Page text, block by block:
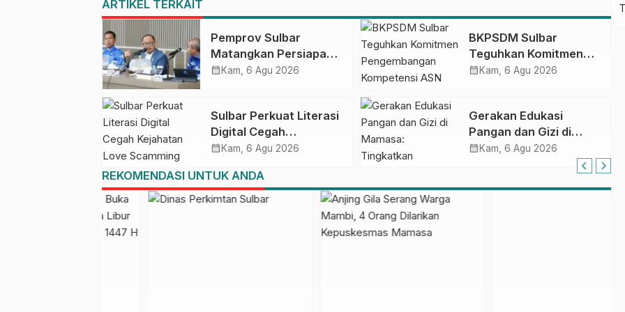
ARTIKEL TERKAIT
Pemprov Sulbar
Matangkan Persiapan
HUT Ke-81 RI, Puncak
calendar_month Kam, 6 Agu 2026
BKPSDM Sulbar
Teguhkan Komitmen
Pengembangan
Penandatanganan
Perjanjian Tugas
Belajar 2026
calendar_month Kam, 6 Agu 2026
Sulbar Perkuat Literasi
Digital Cegah
Kejahatan Love
calendar_month Kam, 6 Agu 2026
Gerakan Edukasi
Pangan dan Gizi di
Mamasa: Tingkatkan
calendar_month Kam, 6 Agu 2026
REKOMENDASI UNTUK ANDA